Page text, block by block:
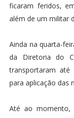
ficaram feridos,
além de um militar
Ainda na quarta-
da Diretoria do
transportaram até
para aplicação das
Até ao momento,